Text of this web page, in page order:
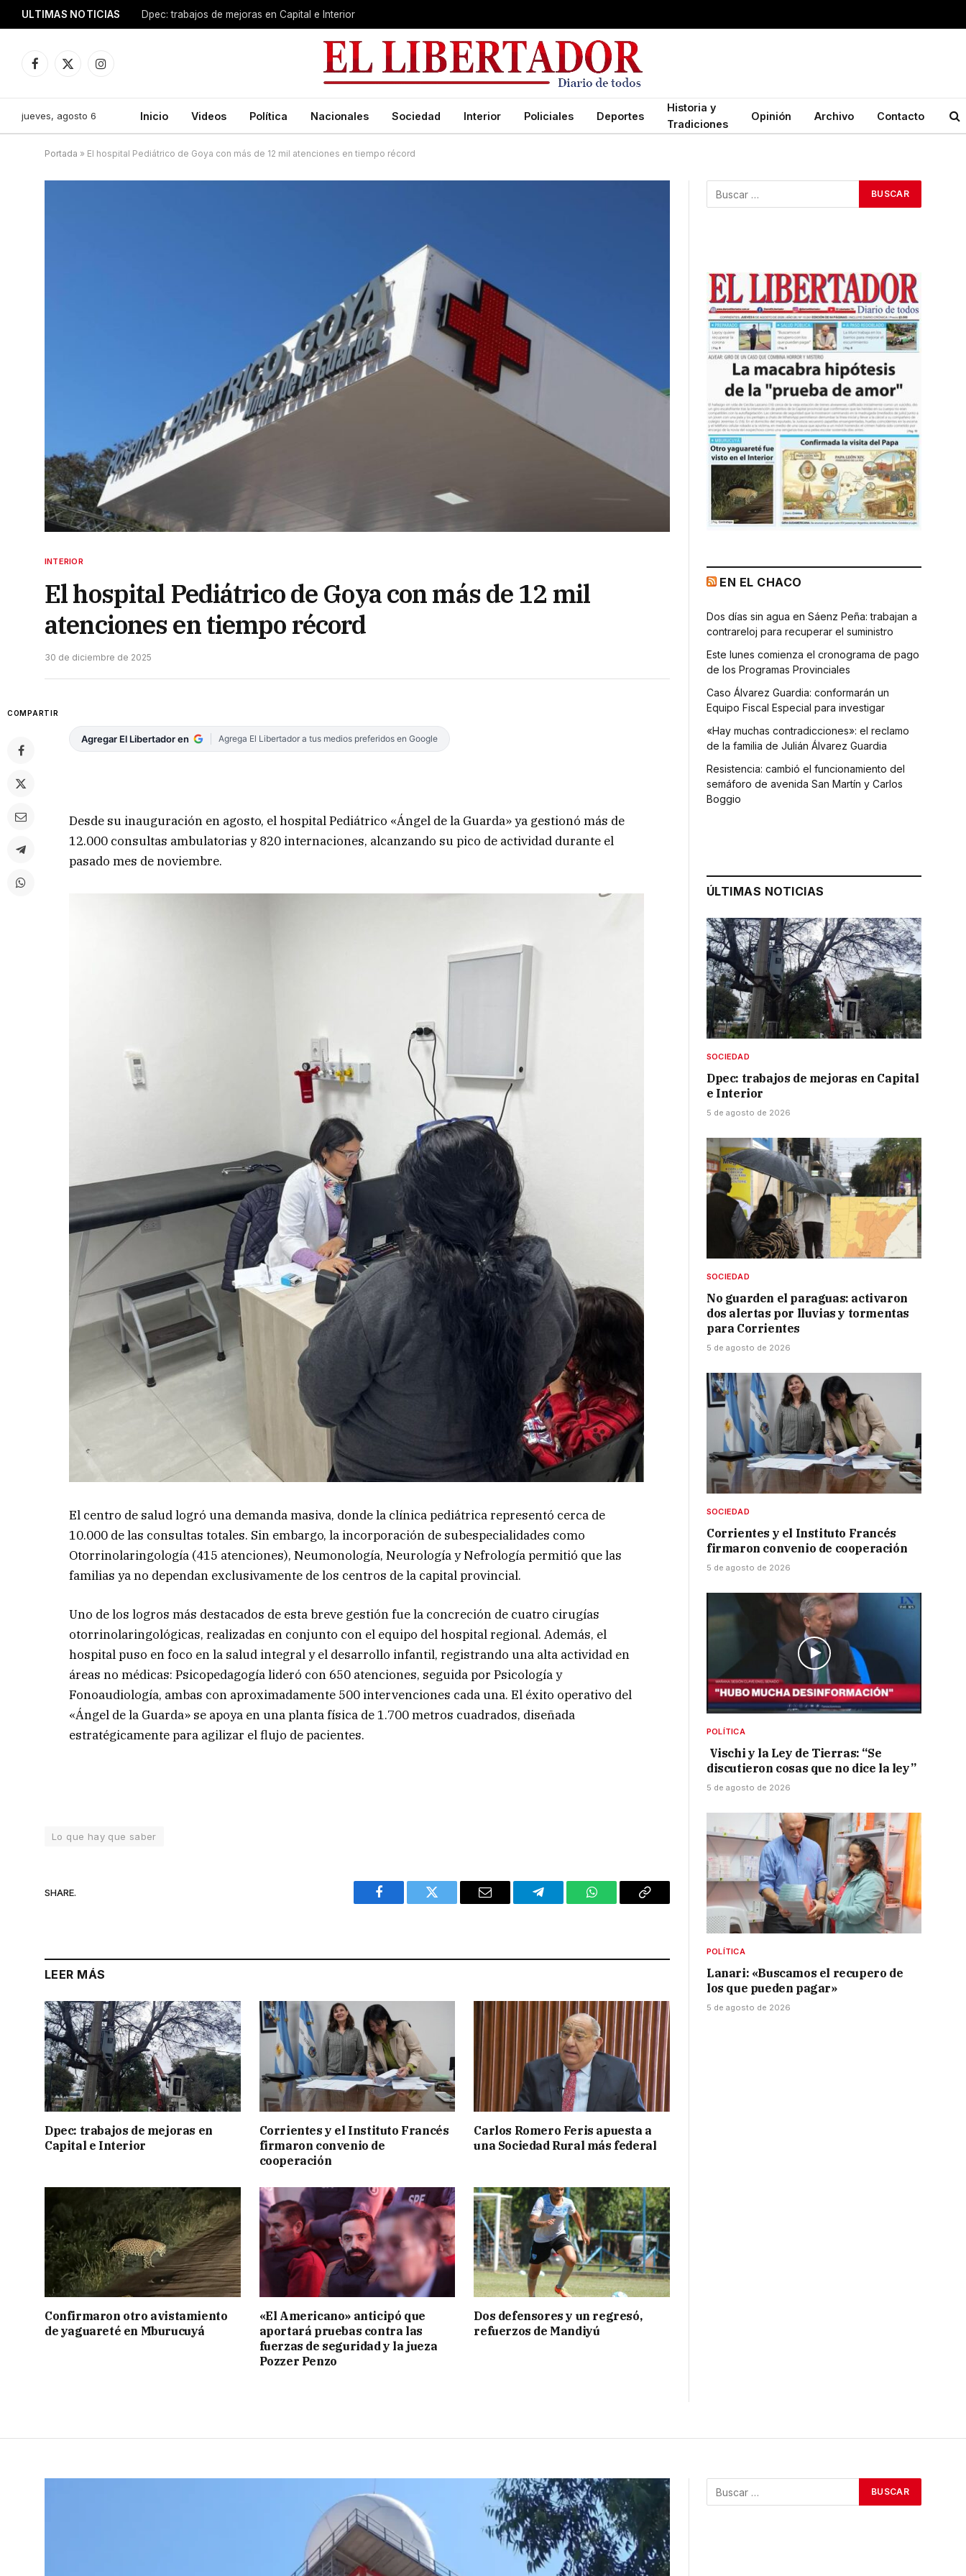
ULTIMAS NOTICIAS Dpec: trabajos de mejoras en Capital e Interior
Facebook
X
Instagram
jueves, agosto 6 Inicio Videos Política Nacionales Sociedad Interior Policiales Deportes
Historia y
Tradiciones
Opinión Archivo Contacto
Portada » El hospital Pediátrico de Goya con más de 12 mil atenciones en tiempo récord
INTERIOR
El hospital Pediátrico de Goya con más de 12 mil
atenciones en tiempo récord
30 de diciembre de 2025
COMPARTIR
Agregar El Libertador en Agrega El Libertador a tus medios preferidos en Google
Desde su inauguración en agosto, el hospital Pediátrico «Ángel de la Guarda» ya gestionó más de
12.000 consultas ambulatorias y 820 internaciones, alcanzando su pico de actividad durante el
pasado mes de noviembre.
El centro de salud logró una demanda masiva, donde la clínica pediátrica representó cerca de
10.000 de las consultas totales. Sin embargo, la incorporación de subespecialidades como
Otorrinolaringología (415 atenciones), Neumonología, Neurología y Nefrología permitió que las
familias ya no dependan exclusivamente de los centros de la capital provincial.
Uno de los logros más destacados de esta breve gestión fue la concreción de cuatro cirugías
otorrinolaringológicas, realizadas en conjunto con el equipo del hospital regional. Además, el
hospital puso en foco en la salud integral y el desarrollo infantil, registrando una alta actividad en
áreas no médicas: Psicopedagogía lideró con 650 atenciones, seguida por Psicología y
Fonoaudiología, ambas con aproximadamente 500 intervenciones cada una. El éxito operativo del
«Ángel de la Guarda» se apoya en una planta física de 1.700 metros cuadrados, diseñada
estratégicamente para agilizar el flujo de pacientes.
Lo que hay que saber
SHARE.
Facebook Twitter Email Telegram WhatsAppCopy
LEER MÁS
Dpec: trabajos de mejoras en
Capital e Interior
Corrientes y el Instituto Francés
firmaron convenio de
cooperación
Carlos Romero Feris apuesta a
una Sociedad Rural más federal
Confirmaron otro avistamiento
de yaguareté en Mburucuyá
«El Americano» anticipó que
aportará pruebas contra las
fuerzas de seguridad y la jueza
Pozzer Penzo
Dos defensores y un regresó,
refuerzos de Mandiyú
EN EL CHACO
Dos días sin agua en Sáenz Peña: trabajan a
contrareloj para recuperar el suministro
Este lunes comienza el cronograma de pago
de los Programas Provinciales
Caso Álvarez Guardia: conformarán un
Equipo Fiscal Especial para investigar
«Hay muchas contradicciones»: el reclamo
de la familia de Julián Álvarez Guardia
Resistencia: cambió el funcionamiento del
semáforo de avenida San Martín y Carlos
Boggio
ÚLTIMAS NOTICIAS
SOCIEDAD
Dpec: trabajos de mejoras en Capital
e Interior
5 de agosto de 2026
SOCIEDAD
No guarden el paraguas: activaron
dos alertas por lluvias y tormentas
para Corrientes
5 de agosto de 2026
SOCIEDAD
Corrientes y el Instituto Francés
firmaron convenio de cooperación
5 de agosto de 2026
POLÍTICA
Vischi y la Ley de Tierras: “Se
discutieron cosas que no dice la ley”
5 de agosto de 2026
POLÍTICA
Lanari: «Buscamos el recupero de
los que pueden pagar»
5 de agosto de 2026